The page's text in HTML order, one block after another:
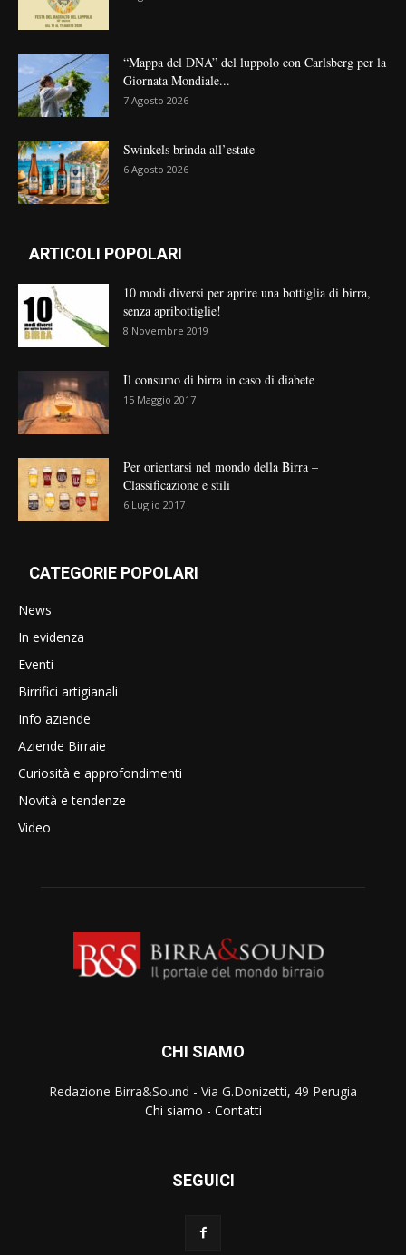
“Mappa del DNA” del luppolo con Carlsberg per la
Giornata Mondiale...
7 Agosto 2026
Swinkels brinda all’estate
6 Agosto 2026
ARTICOLI POPOLARI
10 modi diversi per aprire una bottiglia di birra,
senza apribottiglie!
8 Novembre 2019
Il consumo di birra in caso di diabete
15 Maggio 2017
Per orientarsi nel mondo della Birra –
Classificazione e stili
6 Luglio 2017
CATEGORIE POPOLARI
News
In evidenza
Eventi
Birrifici artigianali
Info aziende
Aziende Birraie
Curiosità e approfondimenti
Novità e tendenze
Video
CHI SIAMO
Redazione Birra&Sound - Via G.Donizetti, 49 Perugia
Chi siamo - Contatti
SEGUICI